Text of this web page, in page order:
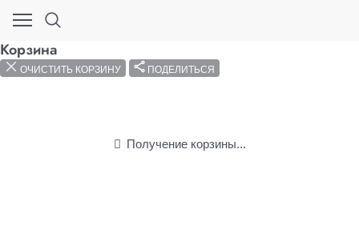
Корзина
ОЧИСТИТЬ КОРЗИНУ ПОДЕЛИТЬСЯ
Получение корзины...